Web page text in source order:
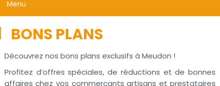
BONS PLANS
Découvrez nos bons plans exclusifs à Meudon !
Profitez d’offres spéciales, de réductions et de bonnes
affaires chez vos commerçants artisans et prestataires